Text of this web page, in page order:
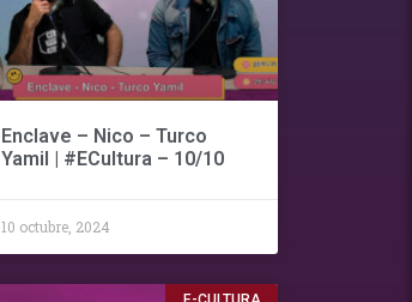
Enclave – Nico – Turco
Yamil | #ECultura – 10/10
10 octubre, 2024